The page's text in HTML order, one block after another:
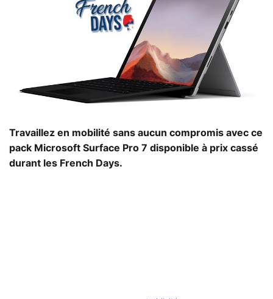
Travaillez en mobilité sans aucun compromis avec ce
pack Microsoft Surface Pro 7 disponible à prix cassé
durant les French Days.